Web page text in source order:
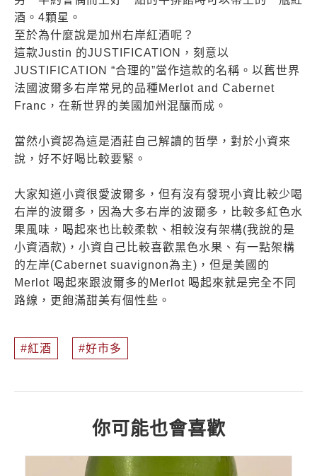
酒。4顆星。
至於為什麼說是加州右岸紅酒呢？
這款Justin 的JUSTIFICATION，刻意以
JUSTIFICATION “合理的”當作這款的名稱。以舊世界
法國波爾多右岸常見的品種Merlot and Cabernet
Franc，在新世界的美國加州混釀而成。
當然小資認為這是酒莊自己解讀的哲學，對於小資來
說，好不好喝比較要緊。
大家知道小資很愛波爾多，但有沒有發現小資比較少喝
右岸的波爾多，因為大多右岸的波爾多，比較多紅色水
果風味，喝起來也比較柔軟、相較沒有架構(我說的是
小資酒款)，小資自己比較喜歡黑色水果、有一點架構
的左岸(Cabernet suavignon為主)，但是美國的
Merlot 喝起來跟波爾多的Merlot 喝起來就是完全不同
路線，更飽滿甜美有個性些。
紅酒 好市多
你可能也會喜歡